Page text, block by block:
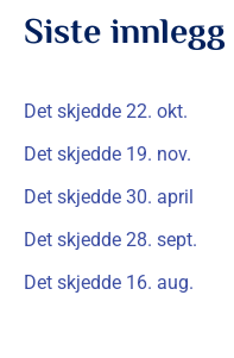
k
e
e
r
:
Siste innlegg
Det skjedde 22. okt.
Det skjedde 19. nov.
Det skjedde 30. april
Det skjedde 28. sept.
Det skjedde 16. aug.